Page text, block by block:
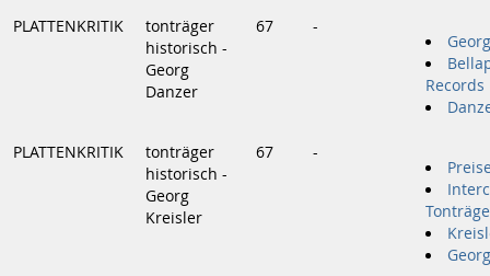
PLATTENKRITIK
tonträger
historisch -
Georg
Danzer
67 -
Records
PLATTENKRITIK
tonträger
historisch -
Georg
Kreisler
67 -